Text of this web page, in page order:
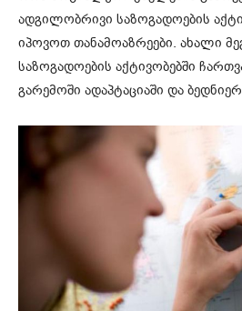
ადგილობრივი საზოგადოების
იპოვოთ თანამოაზრეები. ახალი
საზოგადოების აქტივობებში
გარემოში ადაპტაციაში და